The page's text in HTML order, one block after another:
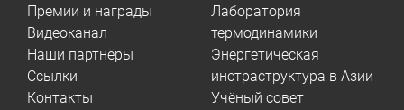
Премии и награды
Видеоканал
Наши партнёры
Ссылки
Контакты
Лаборатория
термодинамики
Энергетическая
инстраструктура в Азии
Учёный совет